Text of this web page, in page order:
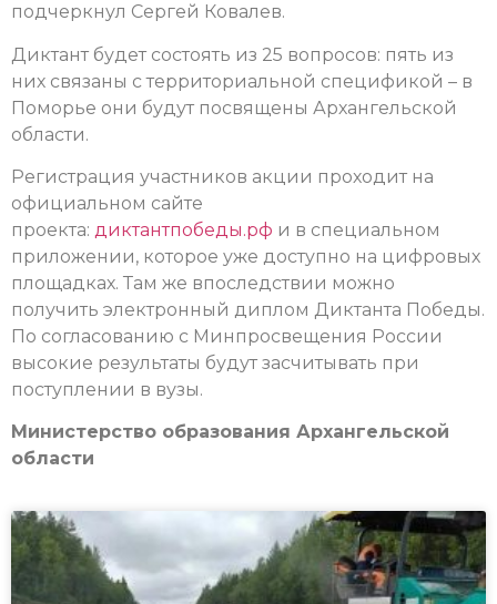
подчеркнул Сергей Ковалев.
Диктант будет состоять из 25 вопросов: пять из
них связаны с территориальной спецификой – в
Поморье они будут посвящены Архангельской
области.
Регистрация участников акции проходит на
официальном сайте
проекта: диктантпобеды.рф и в специальном
приложении, которое уже доступно на цифровых
площадках. Там же впоследствии можно
получить электронный диплом Диктанта Победы.
По согласованию с Минпросвещения России
высокие результаты будут засчитывать при
поступлении в вузы.
Министерство образования Архангельской
области